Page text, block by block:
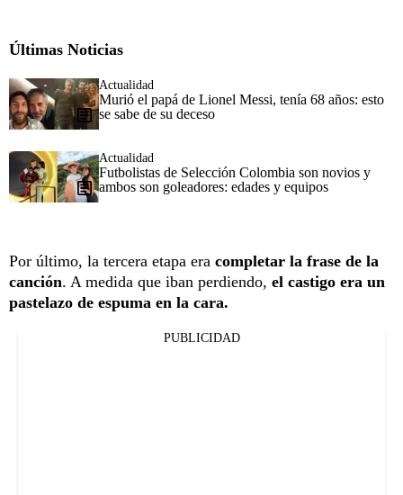
Últimas Noticias
Actualidad
Murió el papá de Lionel Messi, tenía 68 años: esto
se sabe de su deceso
Actualidad
Futbolistas de Selección Colombia son novios y
ambos son goleadores: edades y equipos
Por último, la tercera etapa era completar la frase de la
canción. A medida que iban perdiendo, el castigo era un
pastelazo de espuma en la cara.
PUBLICIDAD